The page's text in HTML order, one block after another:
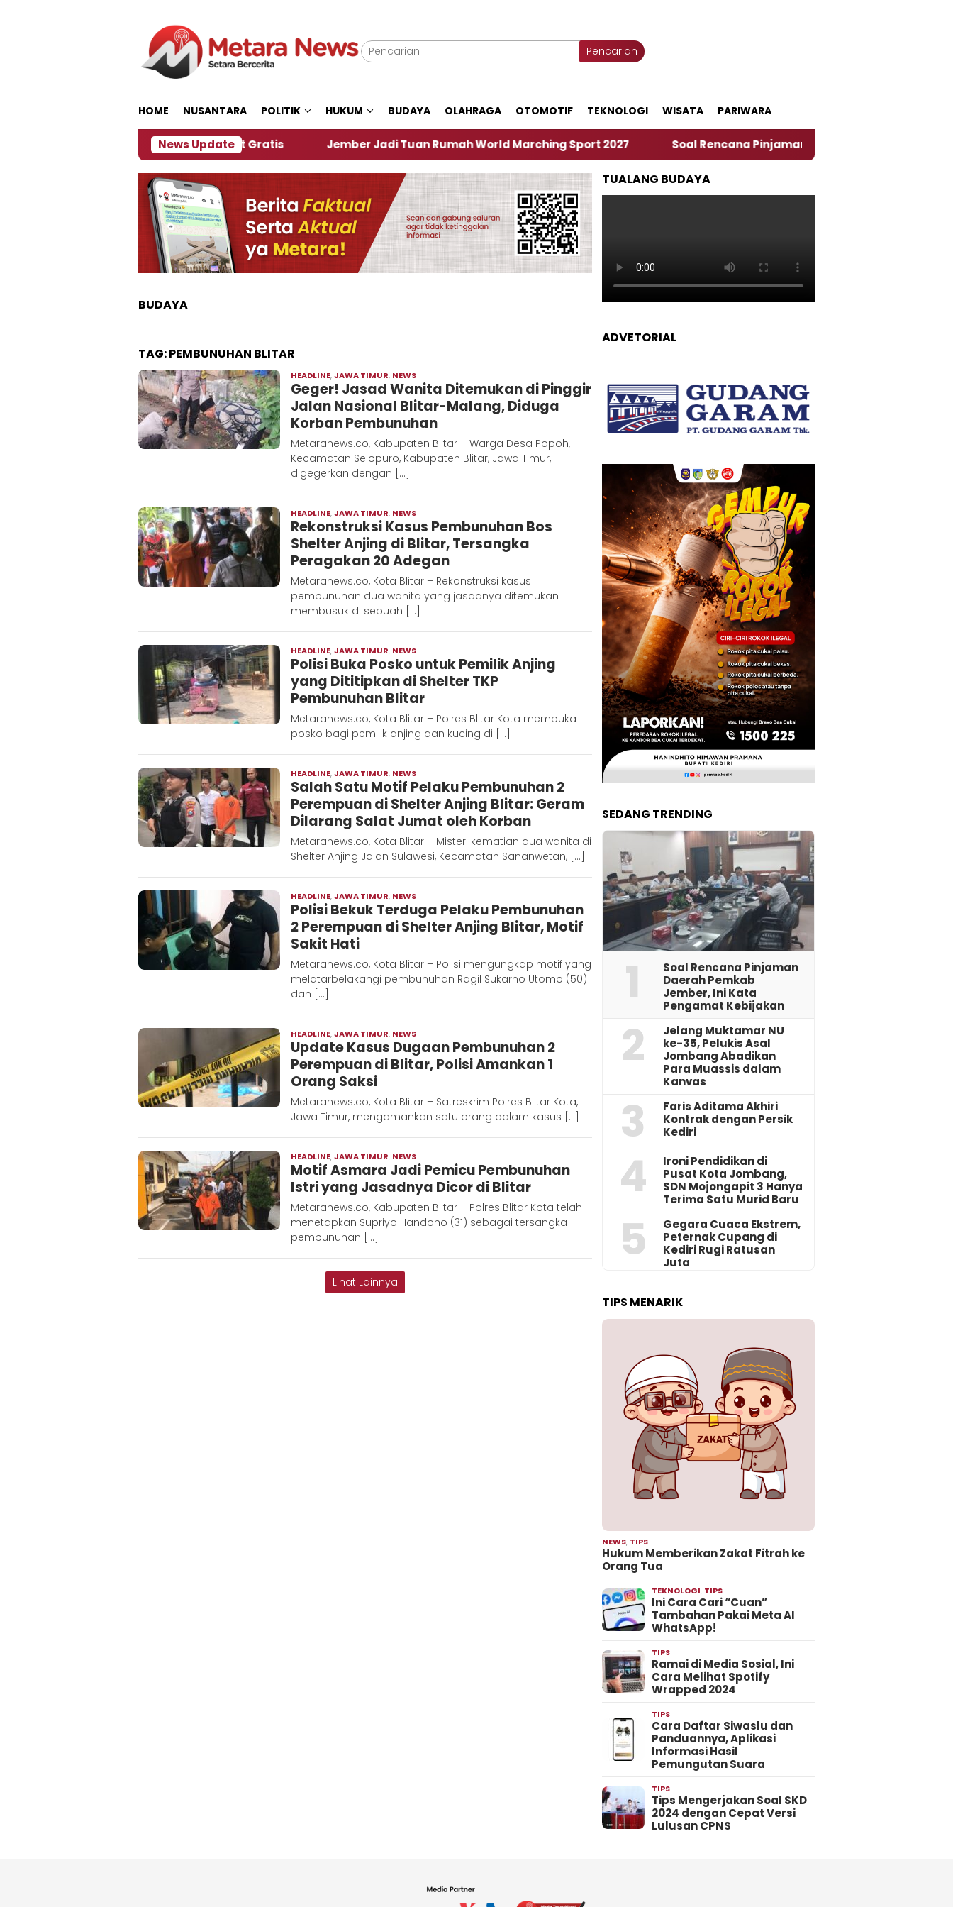
Pencarian
HOME NUSANTARA POLITIK HUKUM BUDAYA OLAHRAGA OTOMOTIF TEKNOLOGI WISATA PARIWARA
News Update
Panitia Siapkan Kopi dan Pijat Gratis Jember Jadi Tuan Rumah World Marching Sport 2027 ‎Soal Rencana Pinjaman Daerah Pemkab Jember, Ini Kata
BUDAYA
TAG:PEMBUNUHAN BLITAR
HEADLINE,JAWA TIMUR, NEWS
Hadi
Geger! Jasad Wanita Ditemukan di Pinggir
Jalan Nasional Blitar-Malang, Diduga
Korban Pembunuhan
Metaranews.co, Kabupaten Blitar – Warga Desa Popoh,
Kecamatan Selopuro, Kabupaten Blitar, Jawa Timur,
digegerkan dengan […]
HEADLINE,JAWA TIMUR, NEWS
Hadi
Rekonstruksi Kasus Pembunuhan Bos
Shelter Anjing di Blitar, Tersangka
Peragakan 20 Adegan
Metaranews.co, Kota Blitar – Rekonstruksi kasus
pembunuhan dua wanita yang jasadnya ditemukan
membusuk di sebuah […]
HEADLINE,JAWA TIMUR, NEWS
Hadi
Polisi Buka Posko untuk Pemilik Anjing
yang Dititipkan di Shelter TKP
Pembunuhan Blitar
Metaranews.co, Kota Blitar – Polres Blitar Kota membuka
posko bagi pemilik anjing dan kucing di […]
HEADLINE,JAWA TIMUR, NEWS
Hadi
Salah Satu Motif Pelaku Pembunuhan 2
Perempuan di Shelter Anjing Blitar: Geram
Dilarang Salat Jumat oleh Korban
Metaranews.co, Kota Blitar – Misteri kematian dua wanita di
Shelter Anjing Jalan Sulawesi, Kecamatan Sananwetan, […]
HEADLINE,JAWA TIMUR, NEWS
Hadi
Polisi Bekuk Terduga Pelaku Pembunuhan
2 Perempuan di Shelter Anjing Blitar, Motif
Sakit Hati
Metaranews.co, Kota Blitar – Polisi mengungkap motif yang
melatarbelakangi pembunuhan Ragil Sukarno Utomo (50)
dan […]
HEADLINE,JAWA TIMUR, NEWS
Hadi
Update Kasus Dugaan Pembunuhan 2
Perempuan di Blitar, Polisi Amankan 1
Orang Saksi
Metaranews.co, Kota Blitar – Satreskrim Polres Blitar Kota,
Jawa Timur, mengamankan satu orang dalam kasus […]
HEADLINE,JAWA TIMUR, NEWS
Hadi
Motif Asmara Jadi Pemicu Pembunuhan
Istri yang Jasadnya Dicor di Blitar
Metaranews.co, Kabupaten Blitar – Polres Blitar Kota telah
menetapkan Supriyo Handono (31) sebagai tersangka
pembunuhan […]
Lihat Lainnya
TUALANG BUDAYA
ADVETORIAL
SEDANG TRENDING
1
‎Soal Rencana Pinjaman
Daerah Pemkab
Jember, Ini Kata
Pengamat Kebijakan ‎
2
Jelang Muktamar NU
ke-35, Pelukis Asal
Jombang Abadikan
Para Muassis dalam
Kanvas
3
Faris Aditama Akhiri
Kontrak dengan Persik
Kediri
4
Ironi Pendidikan di
Pusat Kota Jombang,
SDN Mojongapit 3 Hanya
Terima Satu Murid Baru
5
‎Gegara Cuaca Ekstrem,
Peternak Cupang di
Kediri Rugi Ratusan
Juta
TIPS MENARIK
NEWS, TIPS
Hukum Memberikan Zakat Fitrah ke
Orang Tua
TEKNOLOGI, TIPS
Ini Cara Cari “Cuan”
Tambahan Pakai Meta AI
WhatsApp!
TIPS
Ramai di Media Sosial, Ini
Cara Melihat Spotify
Wrapped 2024
TIPS
Cara Daftar Siwaslu dan
Panduannya, Aplikasi
Informasi Hasil
Pemungutan Suara
TIPS
Tips Mengerjakan Soal SKD
2024 dengan Cepat Versi
Lulusan CPNS